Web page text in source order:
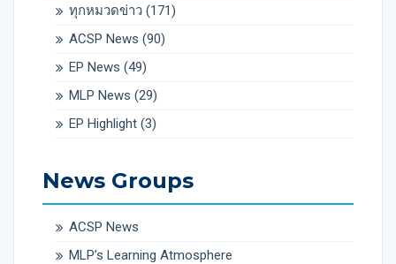
ทุกหมวดข่าว (171)
ACSP News (90)
EP News (49)
MLP News (29)
EP Highlight (3)
News Groups
ACSP News
MLP’s Learning Atmosphere